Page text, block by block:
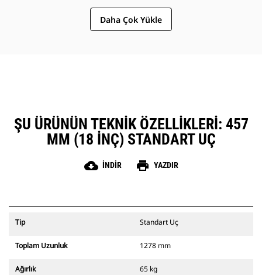
Daha Çok Yükle
ŞU ÜRÜNÜN TEKNIK ÖZELLIKLERI: 457
MM (18 INÇ) STANDART UÇ
cloud_download İNDIR print YAZDIR
Tip Standart Uç
Toplam Uzunluk 1278 mm
Ağırlık 65 kg